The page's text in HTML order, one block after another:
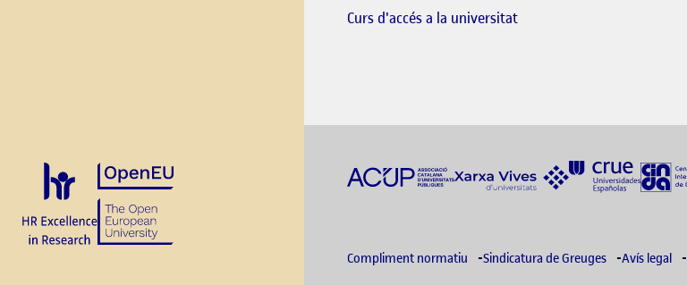
Curs d'accés a la universitat
Compliment normatiu Sindicatura de Greuges Avís legal